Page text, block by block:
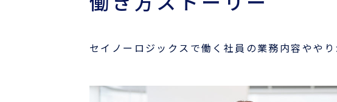
よくあるご質問
ニュース
サーチャージ変更情報
セイノーロジックスで働く社員の業務内容やや